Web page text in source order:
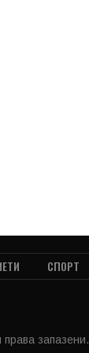
СПОРТ
запазени.